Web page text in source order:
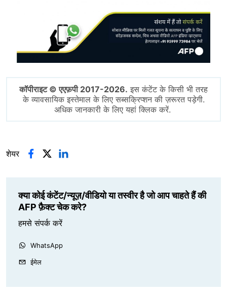
कॉपीराइट © एएफ़पी 2017-2026. इस कंटेंट के किसी भी तरह
के व्यावसायिक इस्तेमाल के लिए सब्सक्रिप्शन की ज़रूरत पड़ेगी.
अधिक जानकारी के लिए यहां क्लिक करें.
शेयर
क्या कोई कंटेंट/न्यूज़/वीडियो या तस्वीर है जो आप चाहते हैं की
AFP फ़ैक्ट चेक करे?
हमसे संपर्क करें
WhatsApp
ईमेल